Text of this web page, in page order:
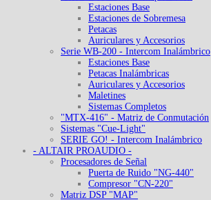
Estaciones Base
Estaciones de Sobremesa
Petacas
Auriculares y Accesorios
Serie WB-200 - Intercom Inalámbrico
Estaciones Base
Petacas Inalámbricas
Auriculares y Accesorios
Maletines
Sistemas Completos
"MTX-416" - Matriz de Conmutación
Sistemas "Cue-Light"
SERIE GO! - Intercom Inalámbrico
- ALTAIR PROAUDIO -
Procesadores de Señal
Puerta de Ruido "NG-440"
Compresor "CN-220"
Matriz DSP "MAP"